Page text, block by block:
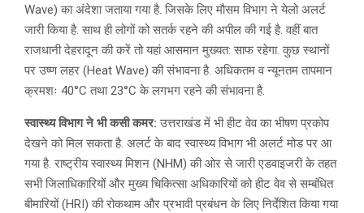
Wave) का अंदेशा जताया गया है. जिसके लिए मौसम विभाग ने येलो अलर्ट
जारी किया है. साथ ही लोगों को सतर्क रहने की अपील की गई है. वहीं बात
राजधानी देहरादून की करें तो यहां आसमान मुख्यत: साफ रहेगा. कुछ स्थानों
पर उष्ण लहर (Heat Wave) की संभावना है. अधिकतम व न्यूनतम तापमान
क्रमशः 40°C तथा 23°C के लगभग रहने की संभावना है.
स्वास्थ्य विभाग ने भी कसी कमर:उत्तराखंड में भी हीट वेव का भीषण प्रकोप
देखने को मिल सकता है. अलर्ट के बाद स्वास्थ्य विभाग भी अलर्ट मोड पर आ
गया है. राष्ट्रीय स्वास्थ्य मिशन (NHM) की ओर से जारी एडवाइजरी के तहत
सभी जिलाधिकारियों और मुख्य चिकित्सा अधिकारियों को हीट वेव से सम्बंधित
बीमारियों (HRI) की रोकथाम और प्रभावी प्रबंधन के लिए निर्देशित किया गया